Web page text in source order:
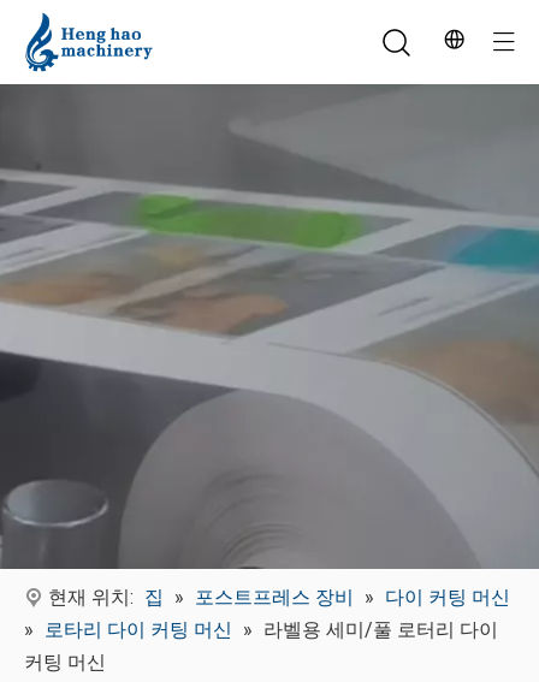
현재 위치: 집 » 포스트프레스 장비 » 다이 커팅 머신
» 로타리 다이 커팅 머신 » 라벨용 세미/풀 로터리 다이
커팅 머신